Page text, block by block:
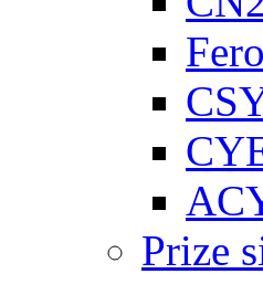
Prize